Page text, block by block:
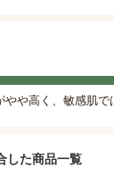
や高く、敏感肌
した商品一覧